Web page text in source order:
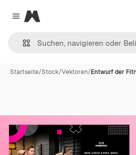
Close menu
Magnific
Startseite/Stock/Vektoren/Entwurf der